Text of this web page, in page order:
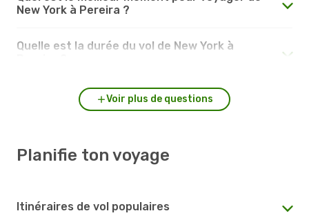
New York à Pereira ?
Quelle est la durée du vol de New York à
Voir plus de questions
Planifie ton voyage
Itinéraires de vol populaires